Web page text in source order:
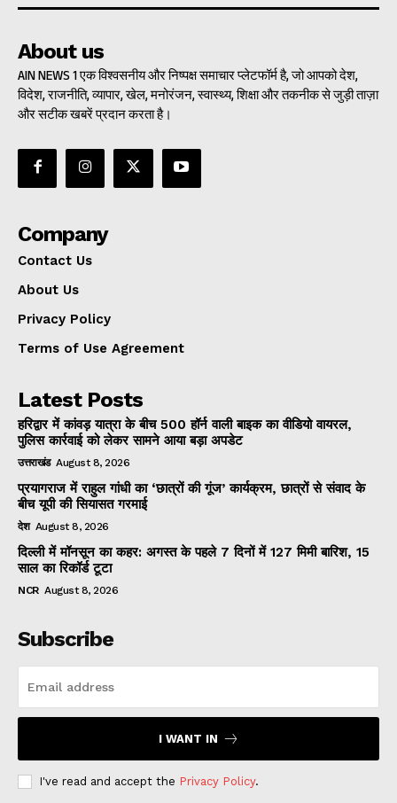
About us
AIN NEWS 1 एक विश्वसनीय और निष्पक्ष समाचार प्लेटफॉर्म है, जो आपको देश,
विदेश, राजनीति, व्यापार, खेल, मनोरंजन, स्वास्थ्य, शिक्षा और तकनीक से जुड़ी ताज़ा
और सटीक खबरें प्रदान करता है।
Company
Contact Us
About Us
Privacy Policy
Terms of Use Agreement
Latest Posts
हरिद्वार में कांवड़ यात्रा के बीच 500 हॉर्न वाली बाइक का वीडियो वायरल,
पुलिस कार्रवाई को लेकर सामने आया बड़ा अपडेट
उत्तराखंड August 8, 2026
प्रयागराज में राहुल गांधी का ‘छात्रों की गूंज’ कार्यक्रम, छात्रों से संवाद के
बीच यूपी की सियासत गरमाई
देश August 8, 2026
दिल्ली में मॉनसून का कहर: अगस्त के पहले 7 दिनों में 127 मिमी बारिश, 15
साल का रिकॉर्ड टूटा
NCR August 8, 2026
Subscribe
I WANT IN
I've read and accept the Privacy Policy.